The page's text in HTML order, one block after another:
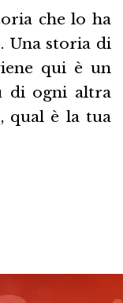
che lo ha
Una storia di
qui è un
di ogni altra
qual è la tua